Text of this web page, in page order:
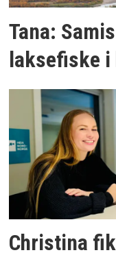
Tana:
laksefiske
Christina